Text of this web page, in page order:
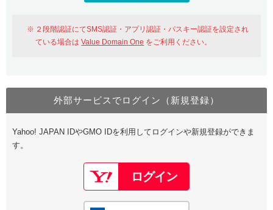
おすすめ One レンタルサーバーを含む最新の機能を使う方
Value Domain Oneにログイン
Google
GMO ID Amazon
Value Domain Oneアカウント作成
以下でも登録可能
Google Yahoo!
２段階認証にてSMS認証・アプリ認証・パスキー認証を設定され
ている場合はValue Domain One をご利用ください。
外部サービスでログイン（新規登録）
Yahoo! JAPAN IDやGMO IDを利用してログインや新規登録ができま
す。